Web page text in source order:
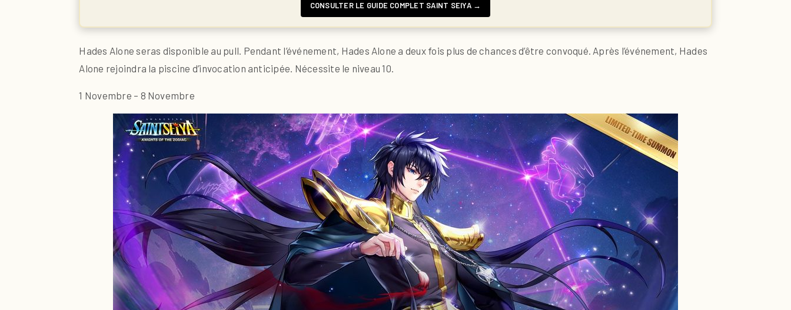
CONSULTER LE GUIDE COMPLET SAINT SEIYA →
Hades Alone seras disponible au pull. Pendant l’événement, Hades Alone a deux fois plus de chances d’être convoqué. Après l’événement, Hades
Alone rejoindra la piscine d’invocation anticipée. Nécessite le niveau 10.
1 Novembre – 8 Novembre